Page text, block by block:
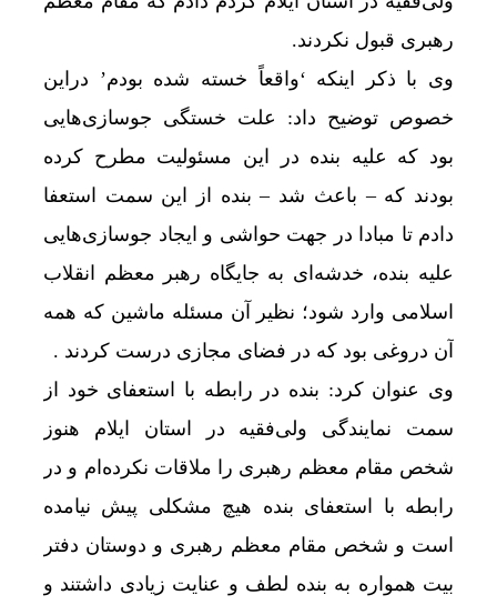
رهبری قبول نکردند.
وی با ذکر اینکه ‘واقعاً خسته شده بودم’ دراین
خصوص توضیح داد: علت خستگی جوسازی‌هایی
بود که علیه بنده در این مسئولیت مطرح کرده
بودند که – باعث شد – بنده از این سمت استعفا
دادم تا مبادا در جهت حواشی و ایجاد جوسازی‌هایی
علیه بنده، خدشه‌ای به جایگاه رهبر معظم انقلاب
اسلامی وارد شود؛ نظیر آن مسئله ماشین که همه
آن دروغی بود که در فضای مجازی درست کردند .
وی عنوان کرد: بنده در رابطه با استعفای خود از
سمت نمایندگی ولی‌فقیه در استان ایلام هنوز
شخص مقام معظم رهبری را ملاقات نکرده‌ام و در
رابطه با استعفای بنده هیچ مشکلی پیش نیامده
است و شخص مقام معظم رهبری و دوستان دفتر
بیت همواره به بنده لطف و عنایت زیادی داشتند و